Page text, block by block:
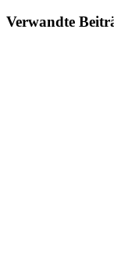
Verwandte